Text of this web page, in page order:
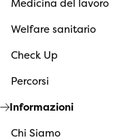
Medicina del lavoro
Welfare sanitario
Check Up
Percorsi
Informazioni
Chi Siamo